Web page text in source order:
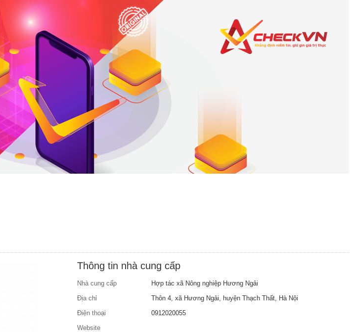
Thông tin nhà cung cấp
Nhà cung cấp
Hợp tác xã Nông nghiệp Hương Ngải
Địa chỉ
Thôn 4, xã Hương Ngải, huyện Thạch Thất, Hà Nội
Điện thoại
0912020055
Website